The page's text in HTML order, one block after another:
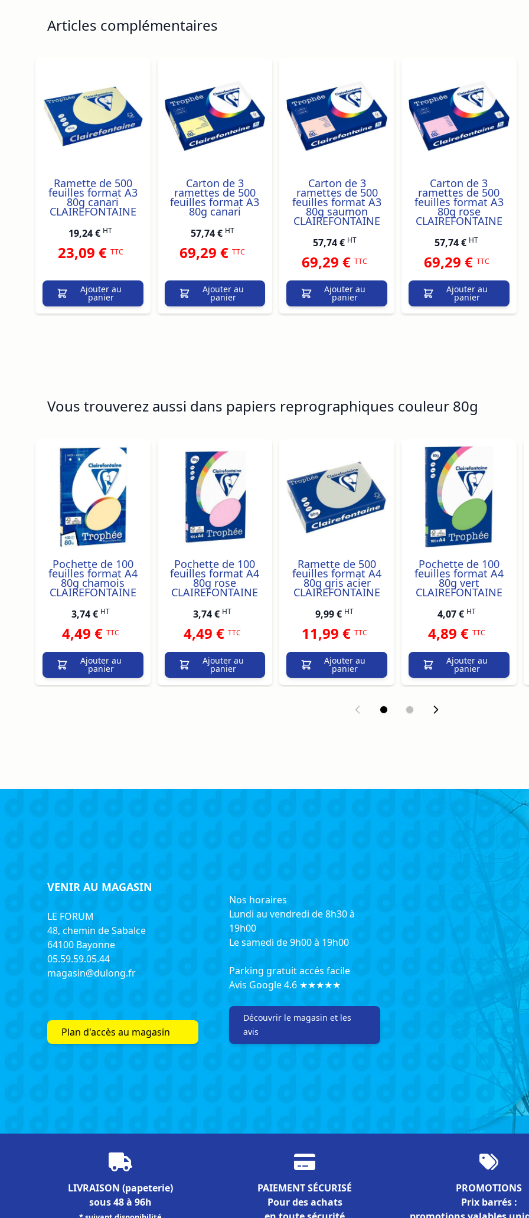
Articles complémentaires
Ramette de 500
feuilles format A3
80g canari
CLAIREFONTAINE
19,24 € HT
23,09 € TTC
Ajouter au
panier
Carton de 3
ramettes de 500
feuilles format A3
80g canari
57,74 € HT
69,29 €TTC
Ajouter au
panier
Carton de 3
ramettes de 500
feuilles format A3
80g saumon
CLAIREFONTAINE
57,74 € HT
69,29 €TTC
Ajouter au
panier
Carton de 3
ramettes de 500
feuilles format A3
80g rose
CLAIREFONTAINE
57,74 € HT
69,29 € TTC
Ajouter au
panier
Vous trouverez aussi dans papiers reprographiques couleur 80g
Navigating through the elements of the carousel is possible using the tab key. You can skip the carousel or
Press to skip carousel
Press to go to carousel navigation
Pochette de 100
feuilles format A4
80g chamois
CLAIREFONTAINE
3,74 € HT
4,49 € TTC
Ajouter au
panier
Pochette de 100
feuilles format A4
80g rose
CLAIREFONTAINE
3,74 € HT
4,49 €TTC
Ajouter au
panier
Ramette de 500
feuilles format A4
80g gris acier
CLAIREFONTAINE
9,99 € HT
11,99 €TTC
Ajouter au
panier
Pochette de 100
feuilles format A4
80g vert
CLAIREFONTAINE
4,07 € HT
4,89 € TTC
Ajouter au
panier
VENIR AU MAGASIN
LE FORUM
48, chemin de Sabalce
64100 Bayonne
05.59.59.05.44
magasin@dulong.fr
Plan d'accès au magasin
Nos horaires
Lundi au vendredi de 8h30 à
19h00
Le samedi de 9h00 à 19h00
Parking gratuit accés facile
Avis Google 4.6 ★★★★★
Découvrir le magasin et les
avis
LIVRAISON (papeterie)
sous 48 à 96h
PAIEMENT SÉCURISÉ
Pour des achats
PROMOTIONS
Prix barrés :